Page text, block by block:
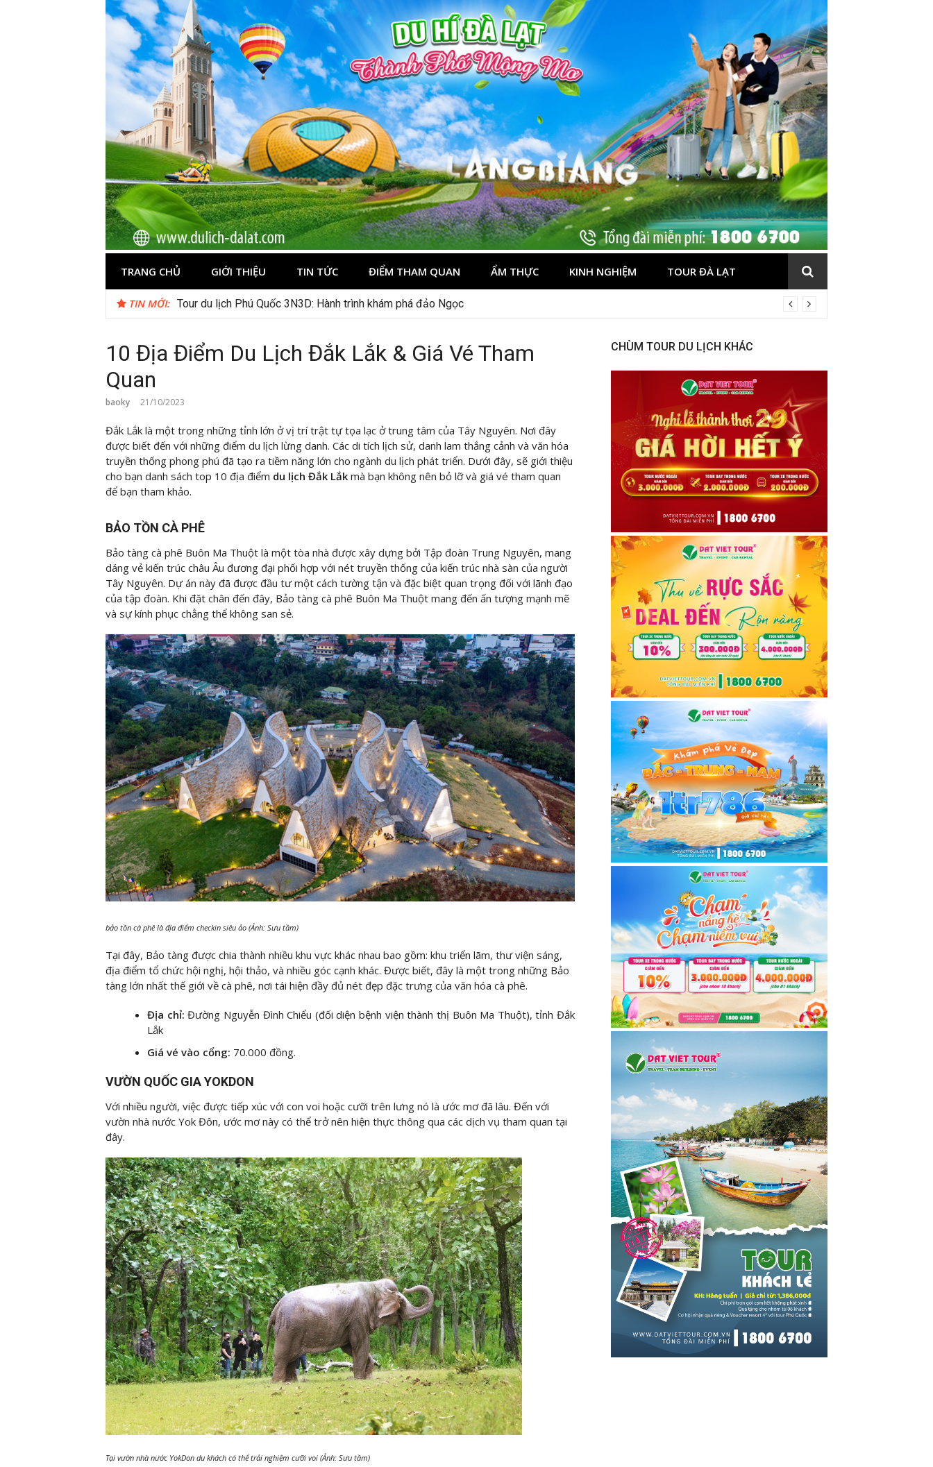
Du lịch Đà Lạt
TRANG CHỦ GIỚI THIỆU TIN TỨC ĐIỂM THAM QUAN ẨM THỰC KINH NGHIỆM TOUR ĐÀ LẠT
TIN MỚI: Tour du lịch Phú Quốc 3N3D: Hành trình khám phá đảo Ngọc
10 Địa Điểm Du Lịch Đắk Lắk & Giá Vé Tham
Quan
baoky 21/10/2023
Đắk Lắk là một trong những tỉnh lớn ở vị trí trật tự tọa lạc ở trung tâm của Tây Nguyên. Nơi đây
được biết đến với những điểm du lịch lừng danh. Các di tích lịch sử, danh lam thắng cảnh và văn hóa
truyền thống phong phú đã tạo ra tiềm năng lớn cho ngành du lịch phát triển. Dưới đây, sẽ giới thiệu
cho bạn danh sách top 10 địa điểm du lịch Đắk Lắk mà bạn không nên bỏ lỡ và giá vé tham quan
để bạn tham khảo.
BẢO TỒN CÀ PHÊ
Bảo tàng cà phê Buôn Ma Thuột là một tòa nhà được xây dựng bởi Tập đoàn Trung Nguyên, mang
dáng vẻ kiến trúc châu Âu đương đại phối hợp với nét truyền thống của kiến trúc nhà sàn của người
Tây Nguyên. Dự án này đã được đầu tư một cách tường tận và đặc biệt quan trọng đối với lãnh đạo
của tập đoàn. Khi đặt chân đến đây, Bảo tàng cà phê Buôn Ma Thuột mang đến ấn tượng mạnh mẽ
và sự kính phục chẳng thể không san sẻ.
bảo tồn cà phê là địa điểm checkin siêu ảo (Ảnh: Sưu tầm)
Tại đây, Bảo tàng được chia thành nhiều khu vực khác nhau bao gồm: khu triển lãm, thư viện sáng,
địa điểm tổ chức hội nghị, hội thảo, và nhiều góc cạnh khác. Được biết, đây là một trong những Bảo
tàng lớn nhất thế giới về cà phê, nơi tái hiện đầy đủ nét đẹp đặc trưng của văn hóa cà phê.
Địa chỉ: Đường Nguyễn Đình Chiểu (đối diện bệnh viện thành thị Buôn Ma Thuột), tỉnh Đắk
Lắk
Giá vé vào cổng: 70.000 đồng.
VƯỜN QUỐC GIA YOKDON
Với nhiều người, việc được tiếp xúc với con voi hoặc cưỡi trên lưng nó là ước mơ đã lâu. Đến với
vườn nhà nước Yok Đôn, ước mơ này có thể trở nên hiện thực thông qua các dịch vụ tham quan tại
đây.
Tại vườn nhà nước YokDon du khách có thể trải nghiệm cưỡi voi (Ảnh: Sưu tầm)
CHÙM TOUR DU LỊCH KHÁC